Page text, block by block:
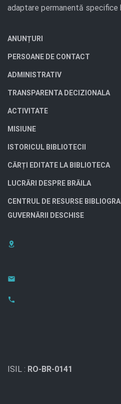
adaptare permanentă
ANUNȚURI
PERSOANE DE CONTACT
ADMINISTRATIV
TRANSPARENTA DECIZIONALA
ACTIVITATE
MISIUNE
ISTORICUL BIBLIOTECII
CĂRȚI EDITATE LA BIBLIOTECA
LUCRĂRI DESPRE BRĂILA
CENTRUL DE RESURSE
GUVERNĂRII DESCHISE
ISIL : RO-BR-0141